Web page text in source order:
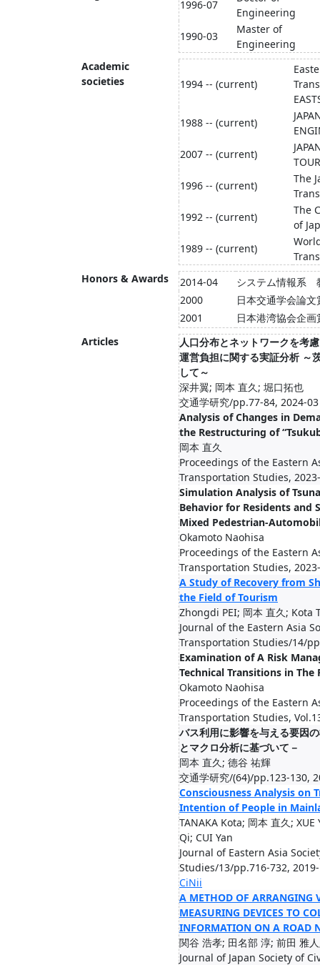
1996-07
Engineering
1990-03
Master of
Engineering
Academic
societies
1994 -- (current)
1988 -- (current)
2007 -- (current)
1996 -- (current)
The
1992 -- (current)
The
of
1989 -- (current)
Honors & Awards
2014-04
システム情報系
2000
日本交通学会論文
2001
日本港湾協会企画
Articles
人口分布とネットワークを考
運営負担に関する実証分析 ～
して～
深井翼; 岡本 直久; 堀口拓也
交通学研究/pp.77-84, 2024-03
Analysis of Changes in
the Restructuring of
岡本 直久
Proceedings of the Eastern
Transportation Studies,
Simulation Analysis of
Behavior for Residents and
Mixed Pedestrian-
Okamoto Naohisa
Proceedings of the Eastern
Transportation Studies,
A Study of Recovery from
the Field of Tourism
Zhongdi PEI; 岡本 直久; Kota
Journal of the Eastern Asia
Transportation Studies/14/
Examination of A Risk
Technical Transitions in The
Okamoto Naohisa
Proceedings of the Eastern
Transportation Studies,
バス利用に影響を与える要因
とマクロ分析に基づいて－
岡本 直久; 德谷 祐輝
交通学研究/(64)/pp.123-130,
Consciousness Analysis on
Intention of People in
TANAKA Kota; 岡本 直久;
Qi; CUI Yan
Journal of Eastern Asia
Studies/13/pp.716-732,
CiNii
A METHOD OF ARRANGING
MEASURING DEVICES TO
INFORMATION ON A ROAD
関谷 浩孝; 田名部 淳; 前田 雅
Journal of Japan Society of